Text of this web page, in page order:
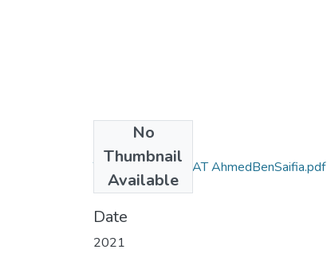
No
Thumbnail
Available
THESE_DOCTORAT AhmedBenSaifia.pdf
MB)
Date
2021